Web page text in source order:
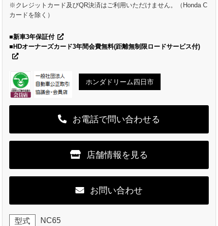
※クレジットカード及びQR決済はご利用いただけません。（Honda C
カードを除く）
■新車3年保証付
■HDオーナーズカード3年間会費無料(距離無制限ロードサービス付)
ホンダドリーム四日市
お電話で問い合わせる
店舗情報を見る
お問い合わせ
型式
NC65